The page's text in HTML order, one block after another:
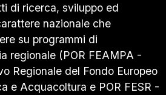
di ricerca, sviluppo ed
nazionale che
su programmi di
regionale (POR FEAMPA -
Regionale del Fondo Europeo
e Acquacoltura e POR FESR -